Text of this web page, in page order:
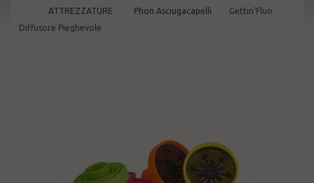
ATTREZZATURE Phon Asciugacapelli
Gettin'Fluo
Diffusore Pieghevole